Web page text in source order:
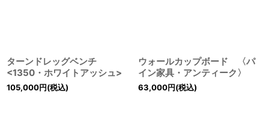
ターンドレッグベンチ
<1350・ホワイトアッシュ>
105,000円(税込)
ウォールカップボード 〈パ
イン家具・アンティーク〉
63,000円(税込)